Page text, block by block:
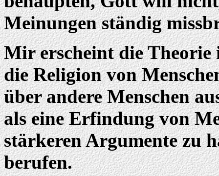
Meinungen ständig
Mir erscheint die Theorie
die Religion von
über andere Menschen
als eine Erfindung von
stärkeren Argumente zu
berufen.